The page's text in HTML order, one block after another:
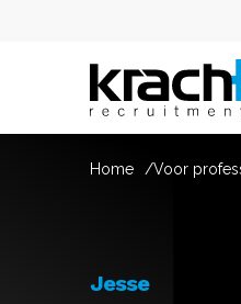
Home Voor
Jesse